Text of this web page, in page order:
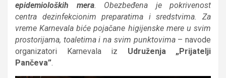
epidemioloških mera. Obezbeđena je pokrivenost
centra dezinfekcionim preparatima i sredstvima. Za
vreme Karnevala biće pojačane higijenske mere u svim
prostorijama, toaletima i na svim punktovima – navode
organizatori Karnevala iz Udruženja „Prijatelji
Pančeva”.